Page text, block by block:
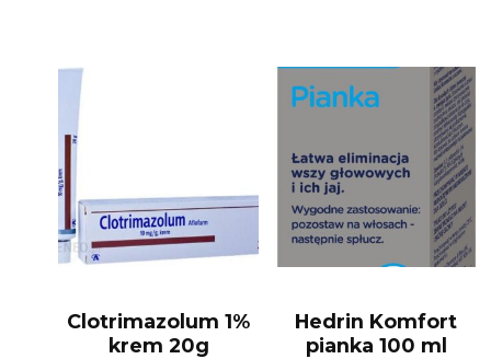
Clotrimazolum 1%
krem 20g
Hedrin Komfort
pianka 100 ml